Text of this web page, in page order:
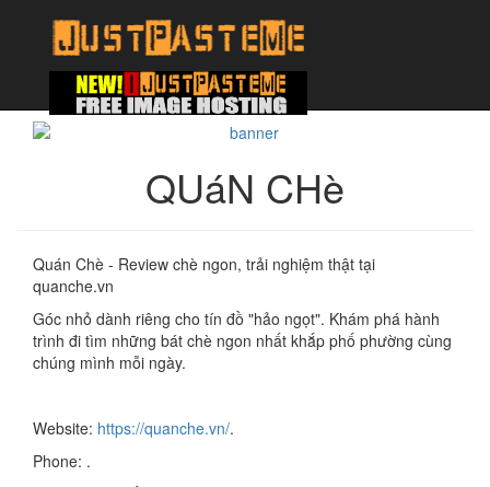
QUáN CHè
Quán Chè - Review chè ngon, trải nghiệm thật tại
quanche.vn
Góc nhỏ dành riêng cho tín đồ "hảo ngọt". Khám phá hành
trình đi tìm những bát chè ngon nhất khắp phố phường cùng
chúng mình mỗi ngày.
Website: https://quanche.vn/.
Phone: .